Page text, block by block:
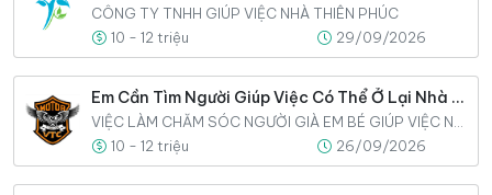
CÔNG TY TNHH GIÚP VIỆC NHÀ THIÊN PHÚC
10 - 12 triệu
29/09/2026
Em Cần Tìm Người Giúp Việc Có Thể Ở Lại Nhà Luôn
10 - 12 triệu
26/09/2026